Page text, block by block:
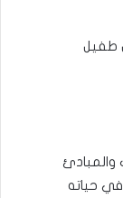
طفيل
والمبادئ
في حياته